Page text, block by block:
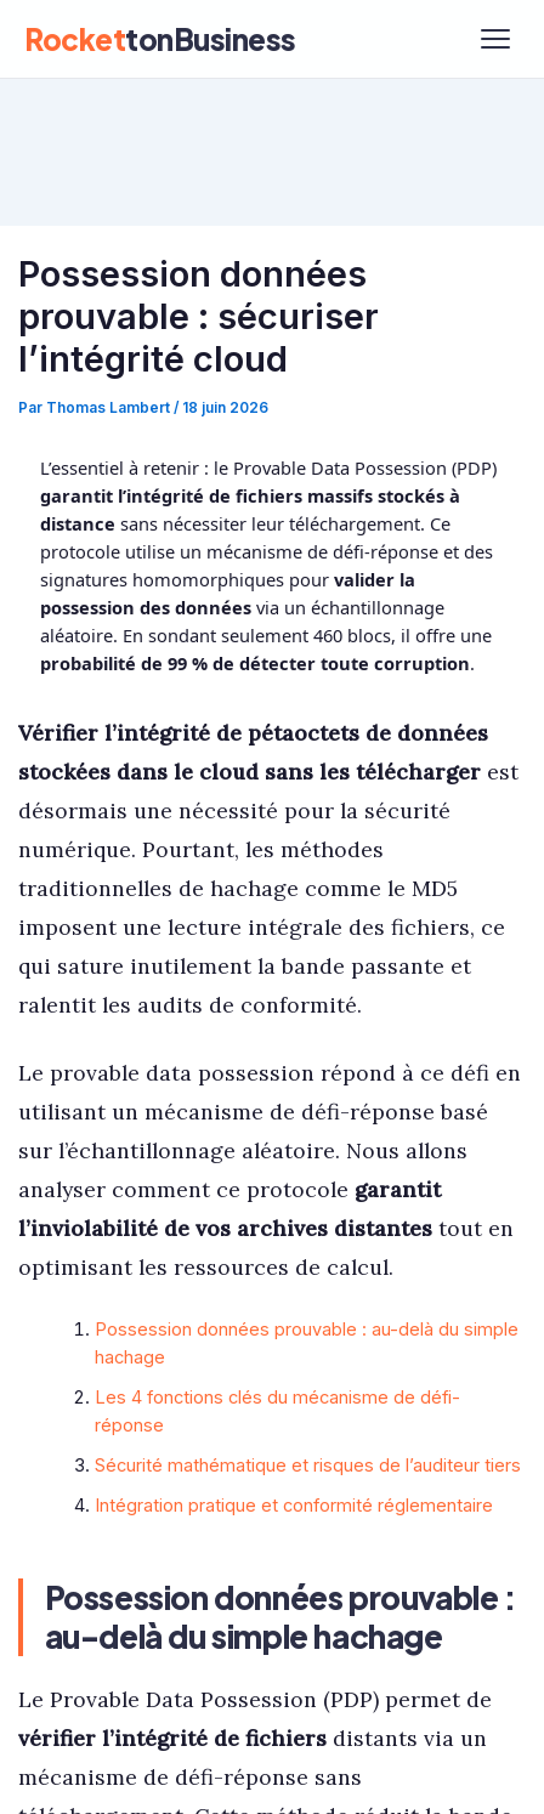
RockettonBusiness
Possession données
prouvable : sécuriser
l’intégrité cloud
Par Thomas Lambert / 18 juin 2026
L’essentiel à retenir : le Provable Data Possession (PDP)
garantit l’intégrité de fichiers massifs stockés à
distance sans nécessiter leur téléchargement. Ce
protocole utilise un mécanisme de défi-réponse et des
signatures homomorphiques pour valider la
possession des donnéesvia un échantillonnage
aléatoire. En sondant seulement 460 blocs, il offre une
probabilité de 99 % de détecter toute corruption.
Vérifier l’intégrité de pétaoctets de données
stockées dans le cloud sans les téléchargerest
désormais une nécessité pour la sécurité
numérique. Pourtant, les méthodes
traditionnelles de hachage comme le MD5
imposent une lecture intégrale des fichiers, ce
qui sature inutilement la bande passante et
ralentit les audits de conformité.
Le provable data possession répond à ce défi en
utilisant un mécanisme de défi-réponse basé
sur l’échantillonnage aléatoire. Nous allons
analyser comment ce protocole garantit
l’inviolabilité de vos archives distantestout en
optimisant les ressources de calcul.
Possession données prouvable : au-delà du simple
hachage
Les 4 fonctions clés du mécanisme de défi-
réponse
Sécurité mathématique et risques de l’auditeur tiers
Intégration pratique et conformité réglementaire
Possession données prouvable :
au-delà du simple hachage
Le Provable Data Possession (PDP) permet de
vérifier l’intégrité de fichiersdistants via un
mécanisme de défi-réponse sans